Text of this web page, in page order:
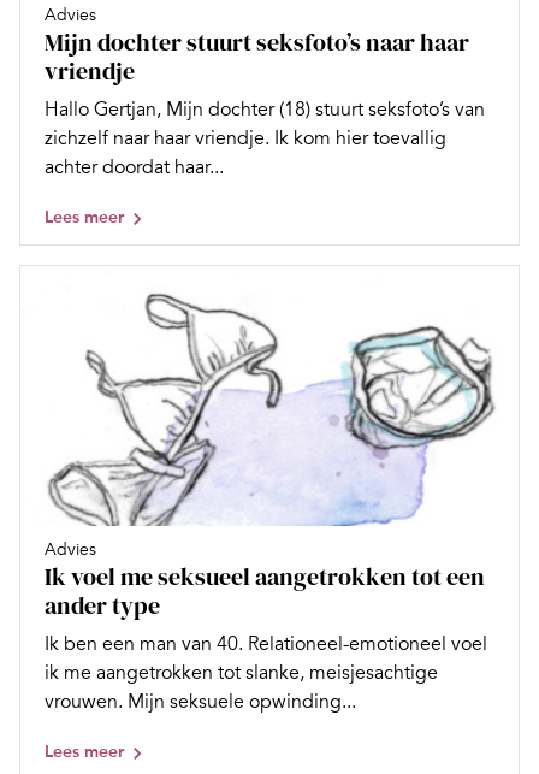
Advies
Mijn dochter stuurt seksfoto’s naar haar
vriendje
Hallo Gertjan, Mijn dochter (18) stuurt seksfoto’s van
zichzelf naar haar vriendje. Ik kom hier toevallig
achter doordat haar...
Lees meer
Advies
Ik voel me seksueel aangetrokken tot een
ander type
Ik ben een man van 40. Relationeel-emotioneel voel
ik me aangetrokken tot slanke, meisjesachtige
vrouwen. Mijn seksuele opwinding...
Lees meer